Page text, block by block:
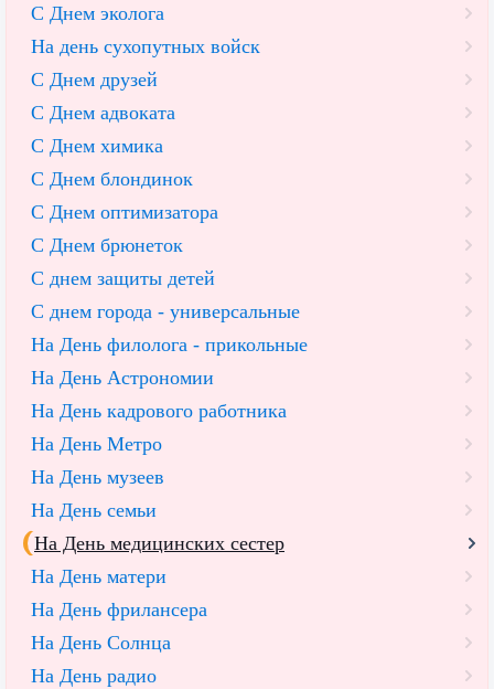
С Днем эколога
На день сухопутных войск
С Днем друзей
С Днем адвоката
С Днем химика
С Днем блондинок
С Днем оптимизатора
С Днем брюнеток
С днем защиты детей
С днем города - универсальные
На День филолога - прикольные
На День Астрономии
На День кадрового работника
На День Метро
На День музеев
На День семьи
На День медицинских сестер
На День матери
На День фрилансера
На День Солнца
На День радио